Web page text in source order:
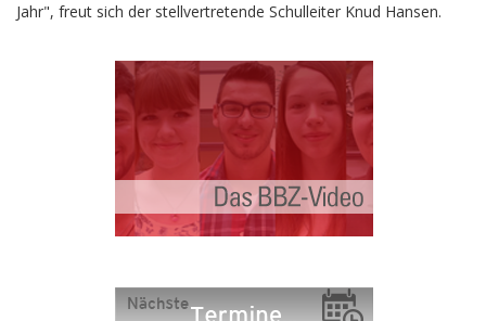
Jahr", freut sich der stellvertretende Schulleiter Knud Hansen.